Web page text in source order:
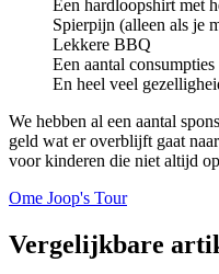
Een hardloopshirt met
Spierpijn (alleen als je
Lekkere BBQ
Een aantal consumpties
En heel veel
We hebben al een aantal
geld wat er overblijft gaat
voor kinderen die niet altijd
Ome Joop's Tour
Vergelijkbare